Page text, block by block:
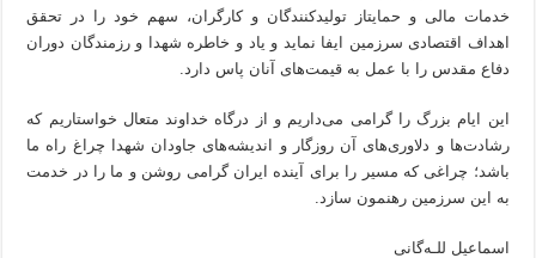
خدمات مالی و حمایتاز تولیدکنندگان و کارگران، سهم خود را در تحقق
اهداف اقتصادی سرزمین ایفا نماید و یاد و خاطره شهدا و رزمندگان دوران
دفاع مقدس را با عمل به قیمت‌های آنان پاس دارد.
این ایام بزرگ را گرامی‌ می‌داریم و از درگاه خداوند متعال خواستاریم که
رشادت‌ها و دلاوری‌های آن روزگار و اندیشه‌های جاودان شهدا چراغ راه ما
باشد؛ چراغی که مسیر را برای آینده ایران گرامی روشن و ما را در خدمت
به این سرزمین رهنمون سازد.
اسماعیل للـه‌گانی